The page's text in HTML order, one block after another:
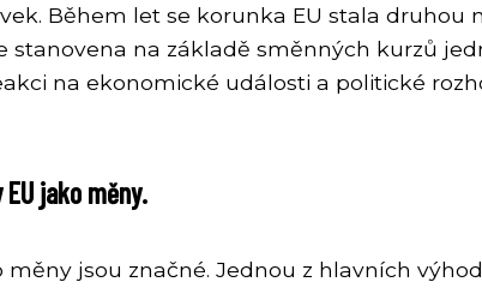
Během let se korunka EU stala druhou
na základě směnných kurzů
na ekonomické události a politické
jako měny.
jsou značné. Jednou z hlavních